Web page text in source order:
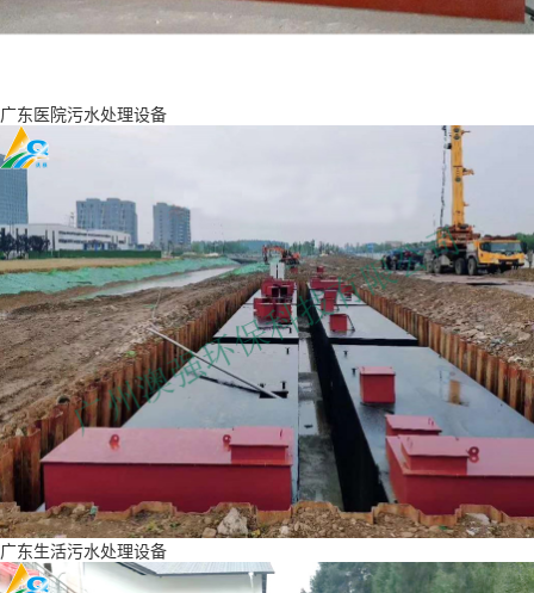
广东医院污水处理设备
广东生活污水处理设备